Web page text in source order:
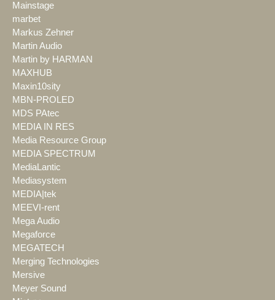
Mainstage
marbet
Markus Zehner
Martin Audio
Martin by HARMAN
MAXHUB
Maxin10sity
MBN-PROLED
MDS PAtec
MEDIA IN RES
Media Resource Group
MEDIA SPECTRUM
MediaLantic
Mediasystem
MEDIA|tek
MEEVI-rent
Mega Audio
Megaforce
MEGATECH
Merging Technologies
Mersive
Meyer Sound